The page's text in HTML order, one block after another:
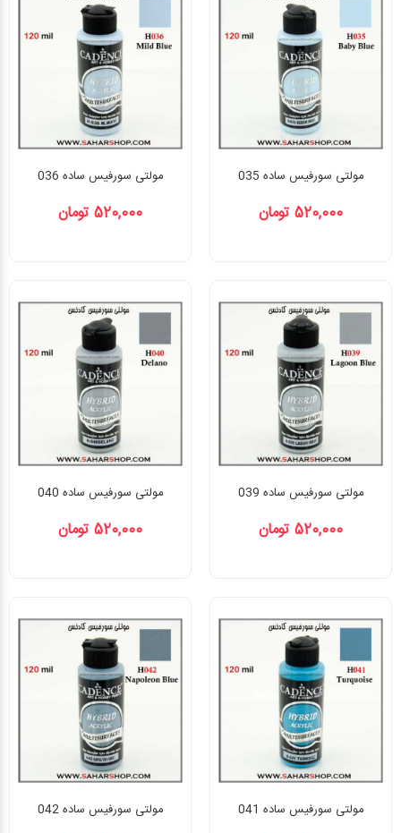
مولتی سورفیس ساده 035
520,000 تومان
مولتی سورفیس ساده 036
520,000 تومان
مولتی سورفیس ساده 039
520,000 تومان
مولتی سورفیس ساده 040
520,000 تومان
مولتی سورفیس ساده 041 مولتی سورفیس ساده 042